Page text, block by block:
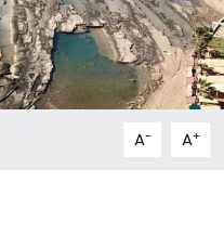
A- A+